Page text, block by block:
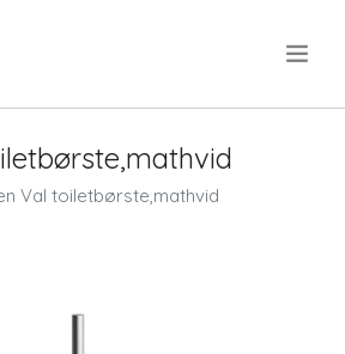
Val toiletbørste,mathvid